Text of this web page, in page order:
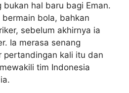
bukan hal baru bagi Eman.
bola, bahkan
sebelum akhirnya ia
Ia merasa senang
pertandingan kali itu dan
tim Indonesia